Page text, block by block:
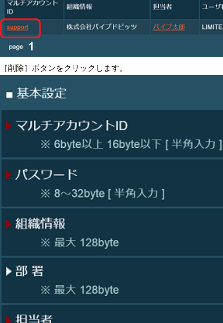
［削除］ボタンをクリックします。